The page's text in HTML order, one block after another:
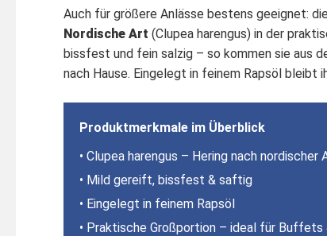
Auch für größere Anlässe bestens geeignet: die
Nordische Art (Clupea harengus) in der
bissfest und fein salzig – so kommen sie aus
nach Hause. Eingelegt in feinem Rapsöl bleibt
Produktmerkmale im Überblick
• Clupea harengus – Hering nach nordischer
• Mild gereift, bissfest & saftig
• Eingelegt in feinem Rapsöl
• Praktische Großportion – ideal für Buffets